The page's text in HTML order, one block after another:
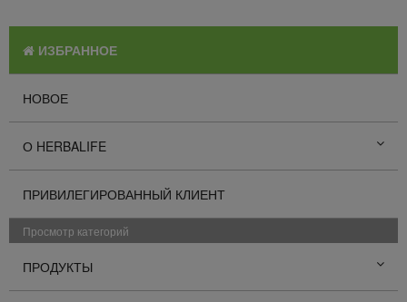
ИЗБРАННОЕ
НОВОЕ
О HERBALIFE
ПРИВИЛЕГИРОВАННЫЙ КЛИЕНТ
Просмотр категорий
ПРОДУКТЫ